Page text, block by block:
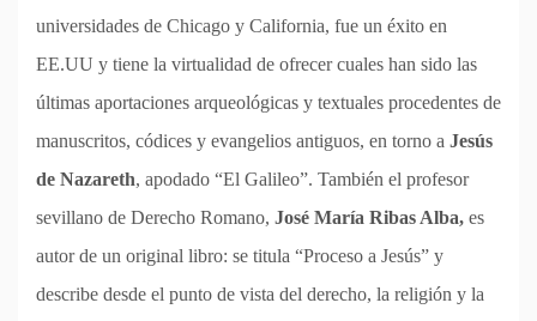
universidades de Chicago y California, fue un éxito en
EE.UU y tiene la virtualidad de ofrecer cuales han sido las
últimas aportaciones arqueológicas y textuales procedentes de
manuscritos, códices y evangelios antiguos, en torno a Jesús
de Nazareth, apodado “El Galileo”. También el profesor
sevillano de Derecho Romano, José María Ribas Alba, es
autor de un original libro: se titula “Proceso a Jesús” y
describe desde el punto de vista del derecho, la religión y la